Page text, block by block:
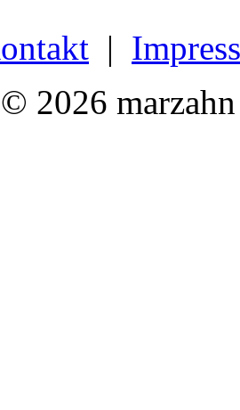
|
2026